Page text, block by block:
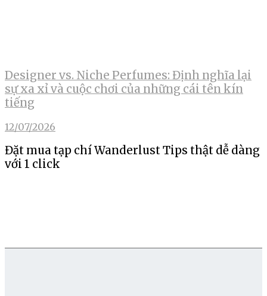
Designer vs. Niche Perfumes: Định nghĩa lại
sự xa xỉ và cuộc chơi của những cái tên kín
tiếng
12/07/2026
Đặt mua tạp chí Wanderlust Tips thật dễ dàng
với 1 click